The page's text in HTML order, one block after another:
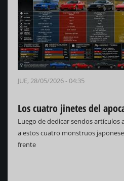
JUE, 28/05/2026 - 04:35
Los cuatro jinetes del
Luego de dedicar sendos artículos
a estos cuatro monstruos
frente